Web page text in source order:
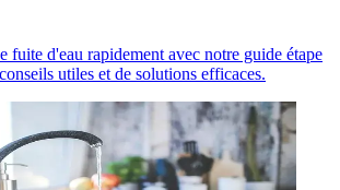
fuite d'eau rapidement avec notre guide étape
utiles et de solutions efficaces.